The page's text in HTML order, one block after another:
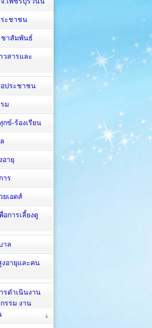
ะชาชน
ชาสัมพันธ์
สารและ
ประชาชน
ม
กข์-ร้องเรียน
อายุ
าร
ยเอดส์
อการเลี้ยงดู
าล
อายุและคน
รดำเนินงาน
รรม งาน